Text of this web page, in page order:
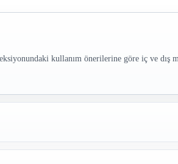
kullanım önerilerine göre iç ve dış